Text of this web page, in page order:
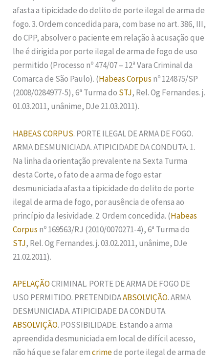
afasta a tipicidade do delito de porte ilegal de arma de
fogo. 3. Ordem concedida para, com base no art. 386, III,
do CPP, absolver o paciente em relação à acusação que
lhe é dirigida por porte ilegal de arma de fogo de uso
permitido (Processo nº 474/07 – 12ª Vara Criminal da
Comarca de São Paulo). (Habeas Corpus nº 124875/SP
(2008/0284977-5), 6ª Turma do STJ, Rel. Og Fernandes. j.
01.03.2011, unânime, DJe 21.03.2011).
HABEAS CORPUS. PORTE ILEGAL DE ARMA DE FOGO.
ARMA DESMUNICIADA. ATIPICIDADE DA CONDUTA. 1.
Na linha da orientação prevalente na Sexta Turma
desta Corte, o fato de a arma de fogo estar
desmuniciada afasta a tipicidade do delito de porte
ilegal de arma de fogo, por ausência de ofensa ao
princípio da lesividade. 2. Ordem concedida. (Habeas
Corpus nº 169563/RJ (2010/0070271-4), 6ª Turma do
STJ, Rel. Og Fernandes. j. 03.02.2011, unânime, DJe
21.02.2011).
APELAÇÃOCRIMINAL. PORTE DE ARMA DE FOGO DE
USO PERMITIDO. PRETENDIDAABSOLVIÇÃO. ARMA
DESMUNICIADA. ATIPICIDADE DA CONDUTA.
ABSOLVIÇÃO. POSSIBILIDADE. Estando a arma
apreendida desmuniciada em local de difícil acesso,
não há que se falar emcrimede porte ilegal de arma de